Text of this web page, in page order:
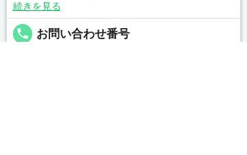
と自負しております。
皆様のベストパートナーとして、満足いただけるサ
ービスをお届けできるよう、なお一層の努力を重ね
続きを見る
local_phone お問い合わせ番号